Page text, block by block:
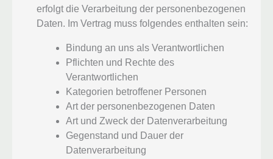
erfolgt die Verarbeitung der personenbezogenen
Daten. Im Vertrag muss folgendes enthalten sein:
Bindung an uns als Verantwortlichen
Pflichten und Rechte des
Verantwortlichen
Kategorien betroffener Personen
Art der personenbezogenen Daten
Art und Zweck der Datenverarbeitung
Gegenstand und Dauer der
Datenverarbeitung